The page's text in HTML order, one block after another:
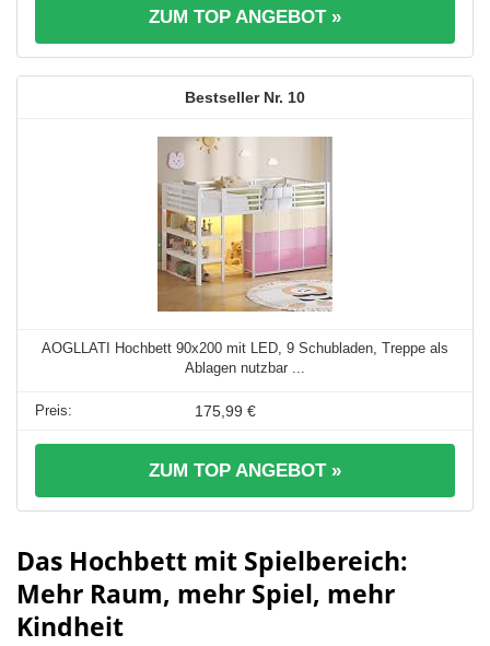
ZUM TOP ANGEBOT »
10
AOGLLATI Hochbett 90x200 mit LED, 9 Schubladen, Treppe als
Ablagen nutzbar ...
175,99 €
ZUM TOP ANGEBOT »
Das Hochbett mit Spielbereich:
Mehr Raum, mehr Spiel, mehr
Kindheit